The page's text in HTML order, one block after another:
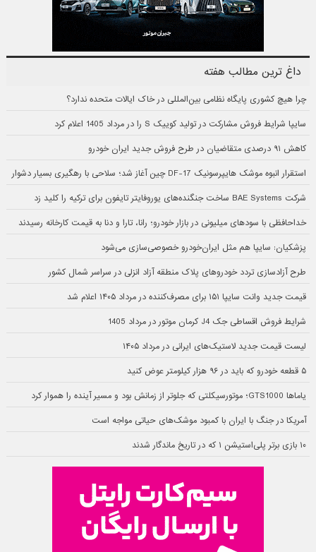
داغ ترین مطالب هفته
چرا هیچ کشوری پایگاه نظامی بین‌المللی در خاک ایالات متحده ندارد؟
سایپا شرایط فروش مشارکت در تولید کوییک S را در مرداد 1405 اعلام کرد
کاهش ۹۱ درصدی متقاضیان در طرح فروش جدید ایران خودرو
استقرار انبوه موشک هایپرسونیک DF-17 چین آغاز شد؛ سلاحی با رهگیری بسیار دشوار
شرکت BAE Systems ساخت جنگنده‌های یوروفایتر تایفون برای ترکیه را کلید زد
خداحافظی با سودهای میلیونی در بازار خودرو؛ رانا، تارا و دنا به قیمت کارخانه رسیدند
پزشکیان: سایپا هم مثل ایران‌خودرو خصوصی‌سازی می‌شود
طرح آزادسازی تردد خودروهای پلاک منطقه آزاد انزلی در سراسر شمال کشور
قیمت جدید وانت سایپا ۱۵۱ برای مصرف‌کننده در مرداد ۱۴۰۵ اعلام شد
شرایط فروش اقساطی جک J4 کرمان موتور در مرداد 1405
لیست قیمت جدید لاستیک‌های ایرانی در مرداد ۱۴۰۵
۵ قطعه خودرو که باید در ۹۶ هزار کیلومتر عوض کنید
یاماها GTS1000؛ موتورسیکلتی که جلوتر از زمانش بود و مسیر آینده را هموار کرد
آمریکا در جنگ با ایران با کمبود موشک‌های حیاتی مواجه است
۱۰ بازی برتر پلی‌استیشن ۱ که در تاریخ ماندگار شدند